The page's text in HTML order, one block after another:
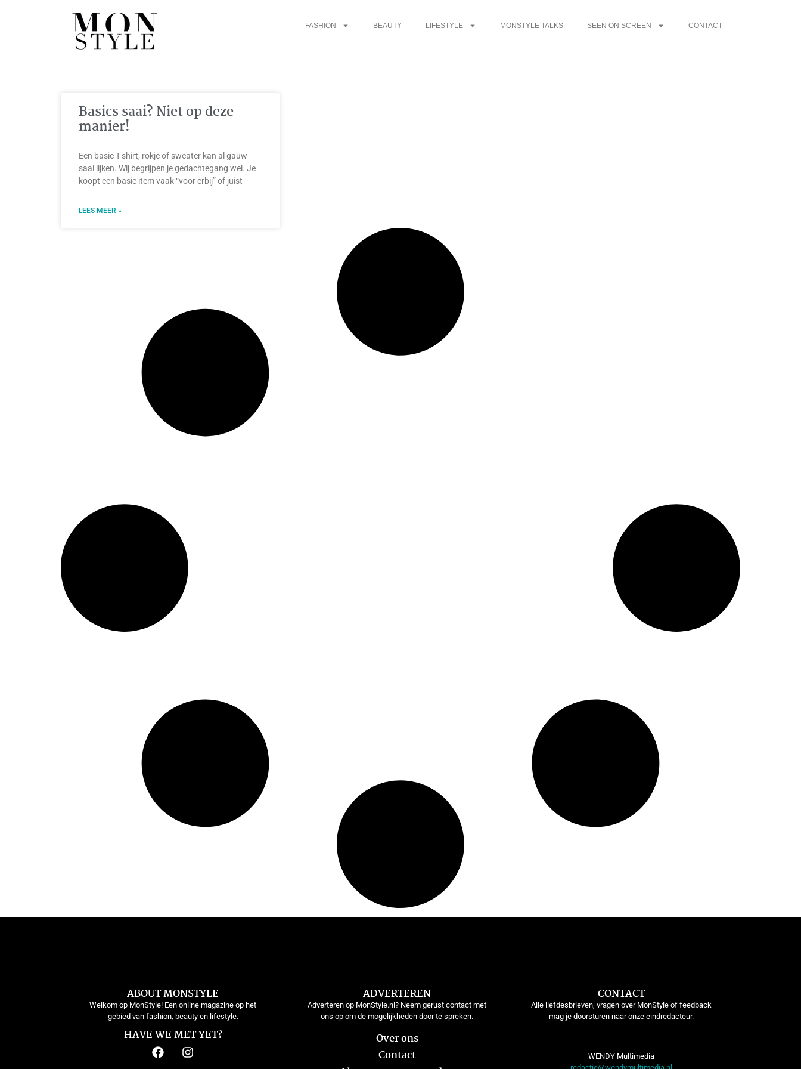
FASHION BEAUTY LIFESTYLE MONSTYLE TALKS SEEN ON SCREEN CONTACT
Basics saai? Niet op deze
manier!
Een basic T-shirt, rokje of sweater kan al gauw
saai lijken. Wij begrijpen je gedachtegang wel. Je
koopt een basic item vaak “voor erbij” of juist
LEES MEER »
ABOUT MONSTYLE
Welkom op MonStyle! Een online magazine op het
gebied van fashion, beauty en lifestyle.
HAVE WE MET YET?
ADVERTEREN
Adverteren op MonStyle.nl? Neem gerust contact met
ons op om de mogelijkheden door te spreken.
Over ons
Contact
CONTACT
Alle liefdesbrieven, vragen over MonStyle of feedback
mag je doorsturen naar onze eindredacteur.
WENDY Multimedia